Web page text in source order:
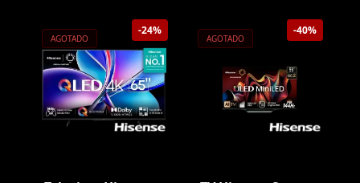
-24%
AGOTADO
-40%
AGOTADO